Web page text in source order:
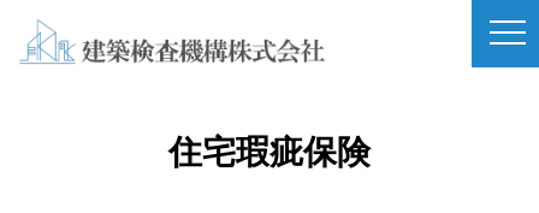
住宅瑕疵保険